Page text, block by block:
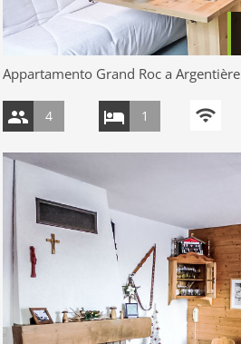
Appartamento Grand Roc a Argentière
4 1